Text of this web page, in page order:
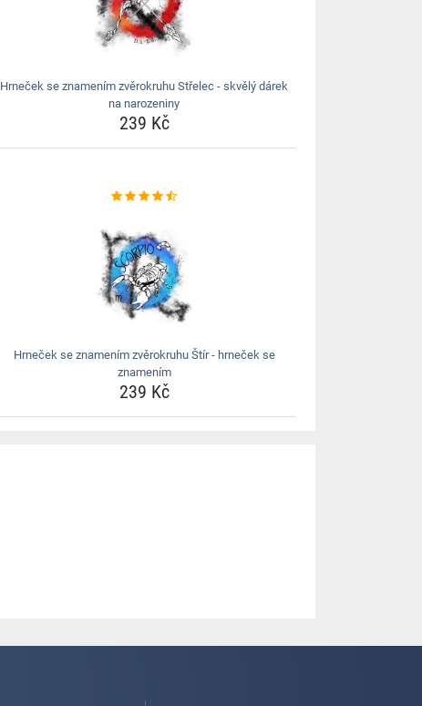
Hrneček se znamením zvěrokruhu Střelec - skvělý dárek
na narozeniny
239 Kč
Hrneček se znamením zvěrokruhu Štír - hrneček se
znamením
239 Kč